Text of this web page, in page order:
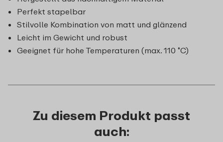
Perfekt stapelbar
Stilvolle Kombination von matt und glänzend
Leicht im Gewicht und robust
Geeignet für hohe Temperaturen (max. 110 ˚C)
Zu diesem Produkt passt
auch: